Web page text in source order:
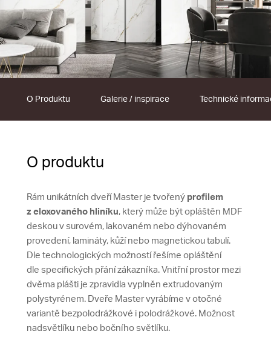
O Produktu Galerie / inspirace Technické
O produktu
Rám unikátních dveří Master je tvořený profilem
z eloxovaného hliníku, který může být opláštěn MDF
deskou v surovém, lakovaném nebo dýhovaném
provedení, lamináty, kůží nebo magnetickou tabulí.
Dle technologických možností řešíme opláštění
dle specifických přání zákazníka. Vnitřní prostor mezi
dvěma plášti je zpravidla vyplněn extrudovaným
polystyrénem. Dveře Master vyrábíme v otočné
variantě bezpolodrážkové i polodrážkové. Možnost
nadsvětlíku nebo bočního světlíku.